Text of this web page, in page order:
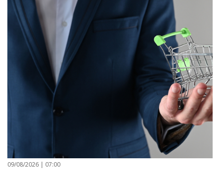
O delegado Thiago Nogueira, da gerência de Operações da Polícia Civil,
ressalta que o reforço de efetivo na área abrangida pela operação
Estação Verão será mantido durante o Carnaval. Ele também menciona a
possibilidade de estender o reforço para Joaçaba e Laguna, que já
recebem a operação Estação Verão.
"A intenção é proporcionar um Carnaval tranquilo e alegre tanto para os
turistas quanto para os cidadãos catarinenses, com um trabalho
dedicado ao atendimento à população e à investigação de crimes",
projeta o delegado.
09/08/2026 | 07:00